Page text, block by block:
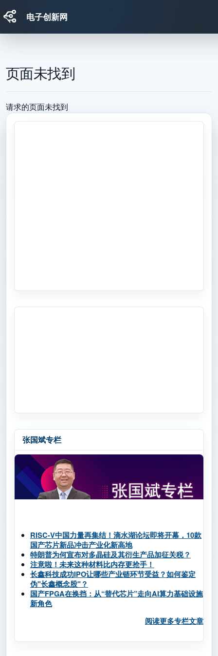
电子创新网
页面未找到
请求的页面未找到
张国斌专栏
RISC-V中国力量再集结！滴水湖论坛即将开幕，10款
国产芯片新品冲击产业化新高地
特朗普为何宣布对多晶硅及其衍生产品加征关税？
注意啦！未来这种材料比内存更抢手！
长鑫科技成功IPO让哪些产业链环节受益？如何鉴定
伪"长鑫概念股"？
国产FPGA在换挡：从“替代芯片”走向AI算力基础设施
新角色
阅读更多专栏文章